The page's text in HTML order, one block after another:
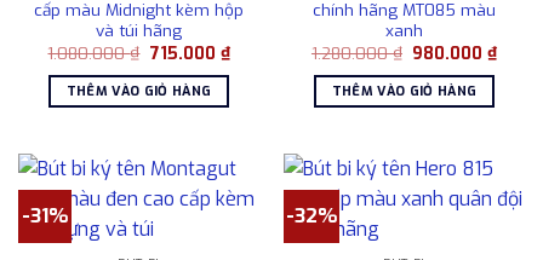
cấp màu Midnight kèm hộp
và túi hãng
1.080.000₫ Giá
là:
1.080.000 ₫.
715.000 ₫Giá
hiện
715.000 ₫.
THÊM VÀO GIỎ HÀNG
chính hãng MT085 màu
xanh
1.280.000₫ Giá
là:
1.280.000 ₫.
980.000₫Giá
hiện
THÊM VÀO GIỎ HÀNG
-31% -32%